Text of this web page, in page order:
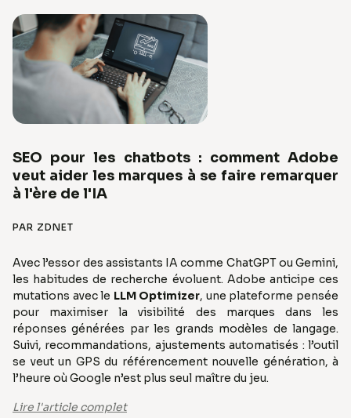
SEO pour les chatbots : comment Adobe
veut aider les marques à se faire remarquer
à l'ère de l'IA
PAR ZDNET
Avec l’essor des assistants IA comme ChatGPT ou Gemini,
les habitudes de recherche évoluent. Adobe anticipe ces
mutations avec le LLM Optimizer, une plateforme pensée
pour maximiser la visibilité des marques dans les
réponses générées par les grands modèles de langage.
Suivi, recommandations, ajustements automatisés : l’outil
se veut un GPS du référencement nouvelle génération, à
l’heure où Google n’est plus seul maître du jeu.
Lire l'article complet